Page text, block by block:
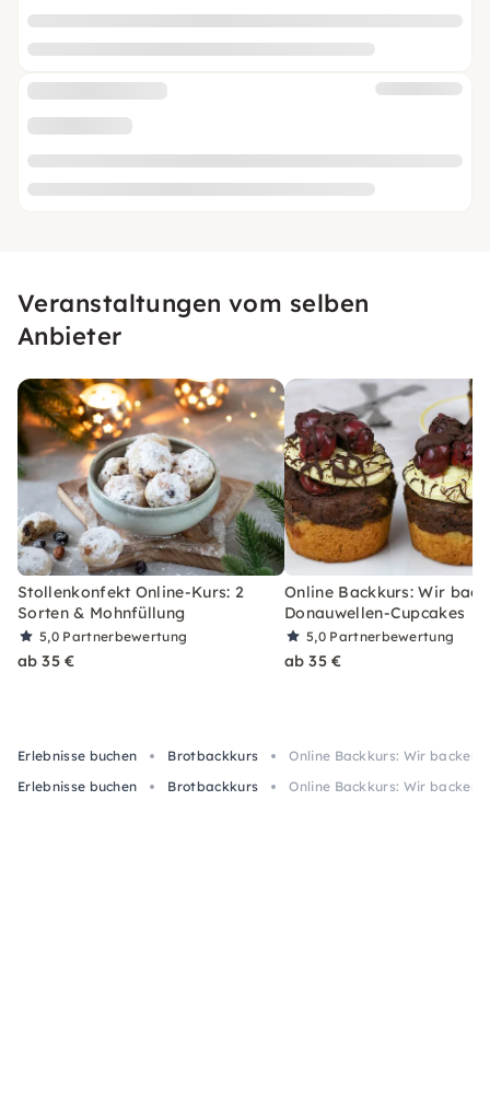
Veranstaltungen vom selben
Anbieter
Stollenkonfekt Online-Kurs: 2
Sorten & Mohnfüllung
5,0 Partnerbewertung
ab 35 €
Online Backkurs: Wir
Donauwellen-Cupcakes
5,0 Partnerbewertung
ab 35 €
Erlebnisse buchen Brotbackkurs
Online Backkurs: Wir backen
Erlebnisse buchen
Brotbackkurs Online Backkurs: Wir backen